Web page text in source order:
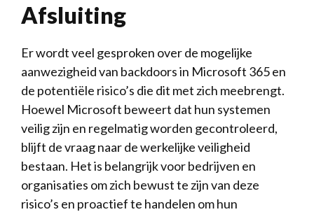
Afsluiting
Er ⁢wordt veel⁣ gesproken over ‌de mogelijke
aanwezigheid van ​backdoors in Microsoft 365 en
de⁢ potentiële ​risico’s​ die dit met zich⁣ meebrengt.
Hoewel Microsoft beweert‌ dat ⁣hun systemen
‌veilig zijn en ‌regelmatig ⁢worden gecontroleerd,
‌blijft de ⁤vraag naar de werkelijke veiligheid​
bestaan. ⁤Het is ​belangrijk voor bedrijven⁤ en
organisaties om‌ zich bewust⁤ te zijn van deze
⁢risico’s en⁣ proactief‍ te handelen om⁣ hun ​